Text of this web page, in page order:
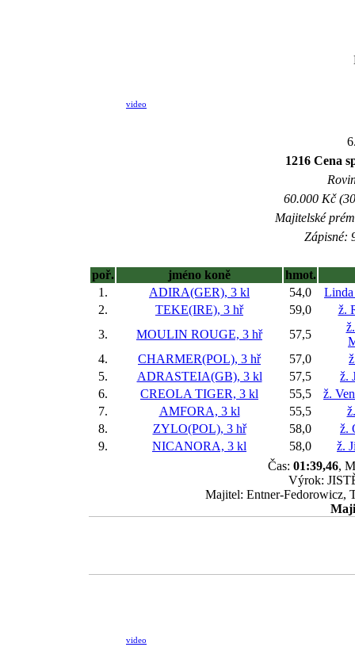
video
1216 Cena
60.000 Kč
Majitelské
Zápisné:
poř. jméno koně
hmot.
1.
ADIRA(GER), 3 kl 54,0
2.
TEKE(IRE), 3 hř 59,0
ž.
3.
MOULIN ROUGE, 3 hř 57,5
4.
CHARMER(POL), 3 hř 57,0
5.
ADRASTEIA(GB), 3 kl 57,5
ž.
6.
CREOLA TIGER, 3 kl 55,5
ž.
7.
AMFORA, 3 kl 55,5
8.
ZYLO(POL), 3 hř 58,0
ž.
9.
NICANORA, 3 kl 58,0
ž.
Čas: 01:39,46,
Výrok:
Majitel: Entner-Fedorowicz,
video